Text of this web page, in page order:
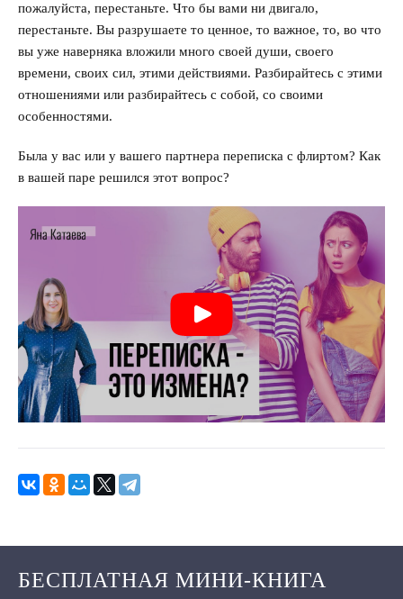
пожалуйста, перестаньте. Что бы вами ни двигало,
перестаньте. Вы разрушаете то ценное, то важное, то, во что
вы уже наверняка вложили много своей души, своего
времени, своих сил, этими действиями. Разбирайтесь с этими
отношениями или разбирайтесь с собой, со своими
особенностями.
Была у вас или у вашего партнера переписка с флиртом? Как
в вашей паре решился этот вопрос?
БЕСПЛАТНАЯ МИНИ-КНИГА